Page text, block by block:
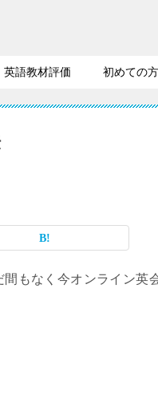
英語教材評価 初めての
もなく今オンライン英